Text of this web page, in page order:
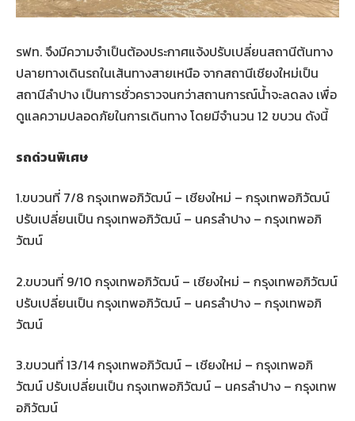
รฟท. จึงมีความจำเป็นต้องประกาศแจ้งปรับเปลี่ยนสถานีต้นทาง
ปลายทางเดินรถในเส้นทางสายเหนือ จากสถานีเชียงใหม่เป็น
สถานีลำปาง เป็นการชั่วคราวจนกว่าสถานการณ์น้ำจะลดลง เพื่อ
ดูแลความปลอดภัยในการเดินทาง โดยมีจำนวน 12 ขบวน ดังนี้
รถด่วนพิเศษ
1.ขบวนที่ 7/8 กรุงเทพอภิวัฒน์ – เชียงใหม่ – กรุงเทพอภิวัฒน์
ปรับเปลี่ยนเป็น กรุงเทพอภิวัฒน์ – นครลำปาง – กรุงเทพอภิ
วัฒน์
2.ขบวนที่ 9/10 กรุงเทพอภิวัฒน์ – เชียงใหม่ – กรุงเทพอภิวัฒน์
ปรับเปลี่ยนเป็น กรุงเทพอภิวัฒน์ – นครลำปาง – กรุงเทพอภิ
วัฒน์
3.ขบวนที่ 13/14 กรุงเทพอภิวัฒน์ – เชียงใหม่ – กรุงเทพอภิ
วัฒน์ ปรับเปลี่ยนเป็น กรุงเทพอภิวัฒน์ – นครลำปาง – กรุงเทพ
อภิวัฒน์